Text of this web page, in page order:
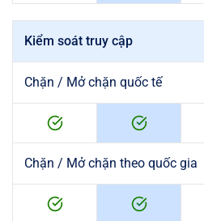
Kiểm soát truy cập
Chặn / Mở chặn quốc tế
Chặn / Mở chặn theo quốc gia